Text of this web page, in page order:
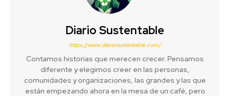
Diario Sustentable
https://www.diariosustentable.com/
Contamos historias que merecen crecer. Pensamos
diferente y elegimos creer en las personas,
comunidades y organizaciones, las grandes y las que
están empezando ahora en la mesa de un café, pero